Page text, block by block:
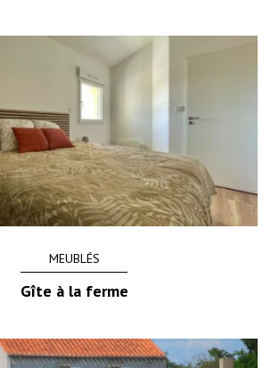
MEUBLÉS
Gîte à la ferme